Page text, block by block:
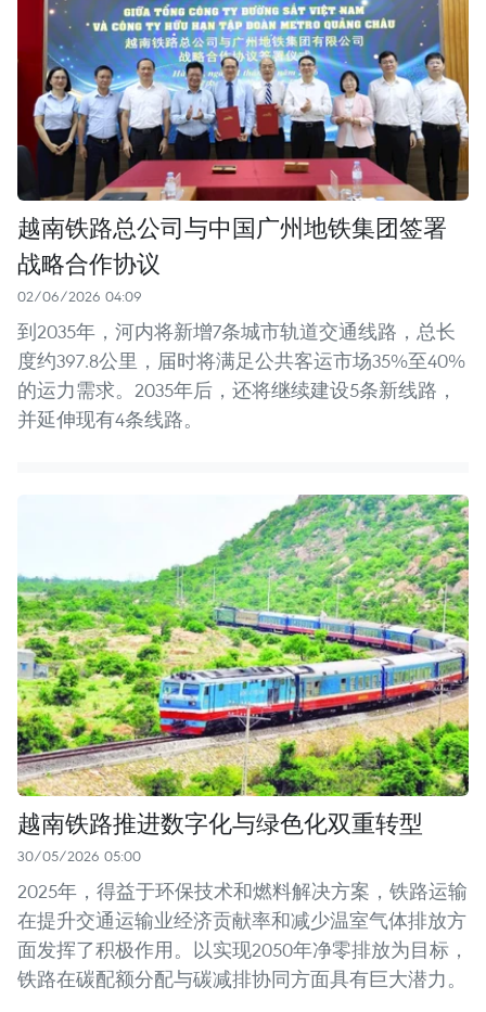
越南铁路总公司与中国广州地铁集团签署
战略合作协议
02/06/2026 04:09
到2035年，河内将新增7条城市轨道交通线路，总长
度约397.8公里，届时将满足公共客运市场35%至40%
的运力需求。2035年后，还将继续建设5条新线路，
并延伸现有4条线路。
越南铁路推进数字化与绿色化双重转型
30/05/2026 05:00
2025年，得益于环保技术和燃料解决方案，铁路运输
在提升交通运输业经济贡献率和减少温室气体排放方
面发挥了积极作用。以实现2050年净零排放为目标，
铁路在碳配额分配与碳减排协同方面具有巨大潜力。